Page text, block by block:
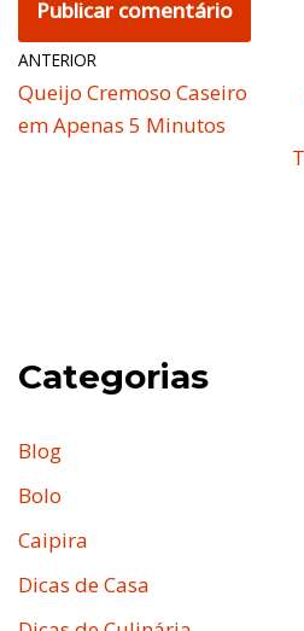
ANTERIOR
Queijo Cremoso Caseiro
em Apenas 5 Minutos
Categorias
Blog
Bolo
Caipira
Dicas de Casa